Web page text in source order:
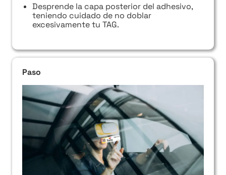
Desprende la capa posterior del adhesivo,
teniendo cuidado de no doblar
excesivamente tu TAG.
Paso